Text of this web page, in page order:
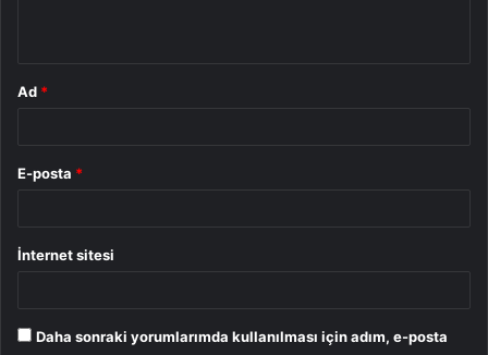
Ad *
E-posta *
İnternet sitesi
Daha sonraki yorumlarımda kullanılması için adım, e-posta